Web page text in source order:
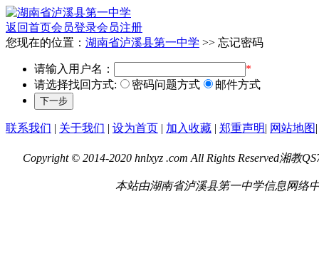
返回首页会员登录会员注册
您现在的位置： 湖南省泸溪县第一中学 >> 忘记密码
请输入用户名：
*
请选择找回方式:
密码问题方式 邮件方式
联系我们 | 关于我们 | 设为首页 | 加入收藏 | 郑重声明| 网站地图|
Copyright © 2014-2020 hnlxyz .com All Rights Reserved湘教
本站由湖南省泸溪县第一中学信息网络